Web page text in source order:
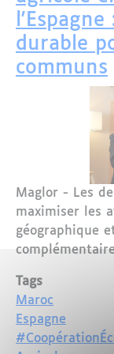
durable
communs
Maglor - Les
maximiser les
géographique
Tags
Maroc
Espagne